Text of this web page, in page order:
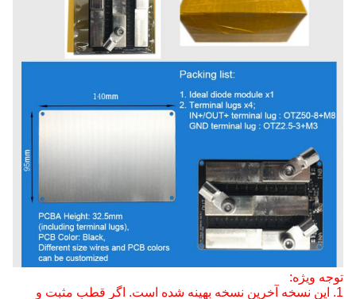
توجه ویژه:
1. این نسخه آخرین نسخه بهینه شده است. اگر قطب مثبت و